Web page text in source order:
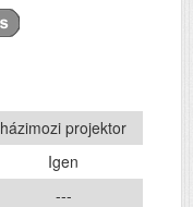
házimozi projektor
Igen
---